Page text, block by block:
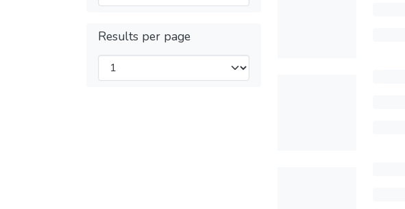
Results per page